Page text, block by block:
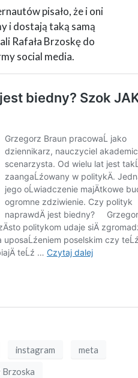
pisało, że i oni
i dostają taką samą
Rafała Brzoskę do
social media.
instagram meta
Brzoska